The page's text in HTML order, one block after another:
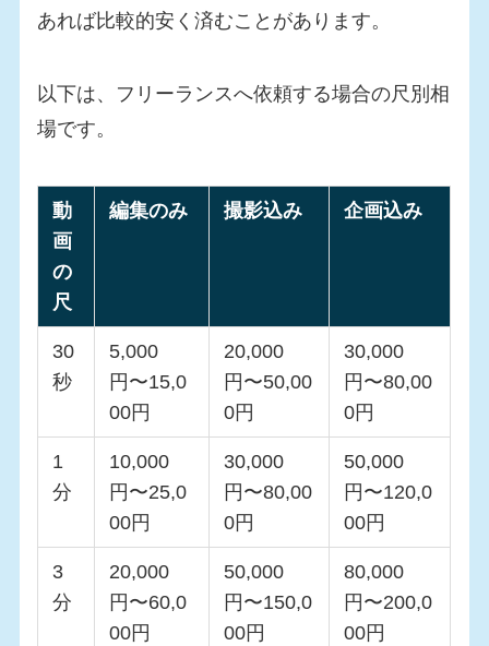
あれば比較的安く済むことがあります。
以下は、フリーランスへ依頼する場合の尺別相
場です。
動
画
の
尺
編集のみ 撮影込み 企画込み
30
秒
5,000
円〜15,0
00円
20,000
円〜50,00
0円
30,000
円〜80,00
0円
1
分
10,000
円〜25,0
00円
30,000
円〜80,00
0円
50,000
円〜120,0
00円
3
分
20,000
円〜60,0
00円
50,000
円〜150,0
00円
80,000
円〜200,0
00円